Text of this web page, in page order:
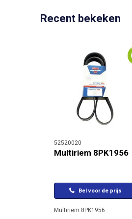
Recent bekeken
52520020
Multiriem 8PK1956
Bel voor de prijs
Multiriem 8PK1956